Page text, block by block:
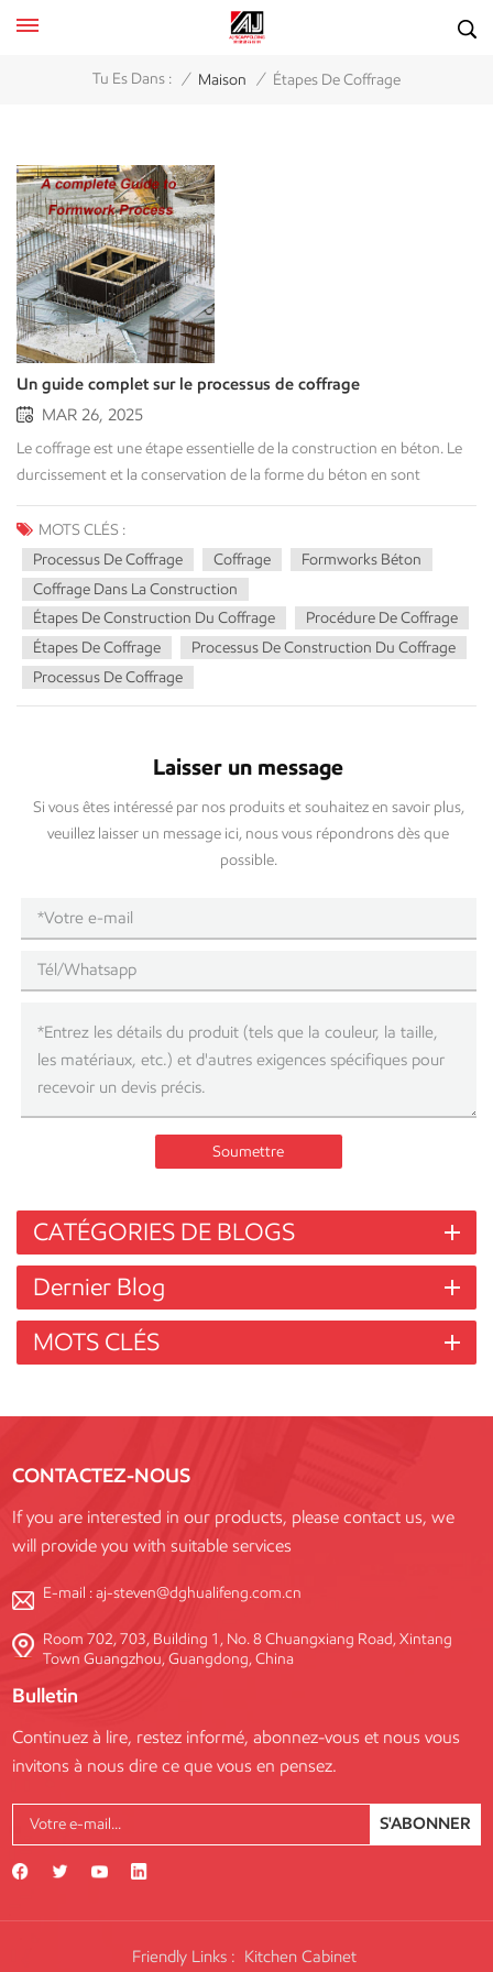
Tu Es Dans : / Maison / Étapes De Coffrage
Un guide complet sur le processus de coffrage
MAR 26, 2025
Le coffrage est une étape essentielle de la construction en béton. Le durcissement et la conservation de la forme du béton en sont indissociables. Qu'il s'agisse d'un petit projet résidentiel ou d'un grand projet commercial, il est essentiel de prendre en compte le coffrage pour en garantir le coût, l'efficacité et l'intégrité structurelle. Ce guide explique le coffrage, ses étapes clés, les types de coffrage, les bonnes pratiques et les problèmes potentiels. Qu'est-ce que le processus de coffrage Le coffrage consiste à créer des moules ou des structures temporaires pour contenir le béton frais jusqu'à ce qu'il atteigne une résistance suffisante pour se soutenir. Le coffrage joue un rôle essentiel pour donner au béton sa forme souhaitée, qu'il s'agisse de poutres, de poteaux, de dalles ou de murs. Types de coffrages de construction Coffrage traditionnel en bois- Les coffrages en bois conventionnels sont généralement constitués de bois ou de contreplaqué pour les applications plus petites.- Le coffrage en bois est rentable, mais il nécessite généralement beaucoup de travail et d'expérience.- Le coffrage en bois est particulièrement adapté aux coffrages qui ne sont utilisés qu'une seule fois ou pour un nombre limité d'applications. Coffrage en acier.- Le coffrage en acier est constitué de panneaux en acier plus coûteux, mais constitue une option de coffrage plus solide.- Le coffrage en acier est particulièrement adapté aux applications de grande envergure et à une réutilisation multiple.- L'acier offre une belle finition au béton. Coffrages en plastique- Le coffrage en plastique est une option de réutilisation légère et simple à assembler.- Le coffrage en plastique est résistant aux produits chimiques et étanche, ce qui le rend idéal pour les applications humides.- Le coffrage en plastique est particulièrement adapté aux applications répétitives en béton ou aux applications modulaires. Coffrage en aluminium- Le coffrage en aluminium est léger, respectueux de l'environnement et facile à transporter et à installer.- Le coffrage en aluminium est plus cher que le bois, mais le coffrage en aluminium peut être financièrement avantageux s'il est utilisé plusieurs fois.- Le coffrage en aluminium est populaire dans la construction de grande hauteur en raison de la rapidité d'installation. Coffrage en contreplaqué- Le coffrage en contreplaqué est constitué de fines feuilles de bois collées ensemble.- Le coffrage en contreplaqué offre une finition lisse et une option rentable et cohérente.- Le contreplaqué peut être réutilisé, mais le nombre d'applications réutilisées dépend de l'utilisation appropriée du coffrage en contreplaqué sans aucun dommage pendant l'utilisation ou en prolongeant les limites d'utilisation du contreplaqué. Guide étape par étape du processus de construction du coffrage Étape 1 : Prévision et conception Définir les exigences relatives à la planification du coffrage. Préparer les plans et les détails de la conception structurelle. Tenir compte de la capacité portante et des coûts associés, ainsi que des normes de sécurité publique et des autres codes de sécurité du bâtiment. Étape 2 : Préparation du sitePréparez le chantier afin d'établir un niveau de sol adéquat et installez les éléments de construction jusqu'au début des travaux. Marquez l'emplacement de tous les coffrages conformément aux documents de construction. Préparez les armatures (barres d'acier ou treillis) nécessaires. Étape 3 : Assemblage et installation du coffrageCommencez l'assemblage des panneaux de remplissage, de l'ossature ou du coffrage modulaire, selon vos besoins. Vérifiez l'aplomb, scellez les joints et renforcez le coffrage si nécessaire. Appliquez des matériaux disponibles dans le commerce sur l'extérieur du coffrage pour faciliter le démoulage du ciment. Étape 4 : Verser le cimentPendant le coulage, veillez à limiter les vides et à emprisonner l'air dans le mur du coffrage. Vous pouvez utiliser des vibrateurs pour éliminer l'air et combler correctement les vides. Soyez attentif aux fuites et vérifiez que le coffrage ne présente aucun mouvement en dehors des éléments structurels prévus. Étape 5 : Durcissement initial et priseAprès un temps suffisant, le temps de prise initial du béton est généralement de 24 à 48 heures. Laissez le ciment s'hydrater et maintenez un taux d'humidité approprié, comme indiqué ci-dessus. Étape 6 : Démoulage (décapage)Une fois que le béton a acquis une résistance suffisante, décoffrez. Tenez compte de la résistance à la compression du béton pour déterminer le temps de décoffrage approprié. Une fois le décoffrage retiré, inspectez la surface pour détecter toute intrusion ou tout éclair. Étape 7 : Nettoyage et stockage du formulaireLe coffrage doit être nettoyé si nécessaire avant d'être réutilisé. Il doit être stocké dans un endroit sec et protégé pour sa conservation. Inspectez les matériaux endommagés qui pourraient nécessiter un remplacement. Meilleures pratiques pour un processus de coffrage efficace Le coffrage est un élément essentiel de la construction en béton et peut avoir un impact significatif sur l'efficacité, la qualité et le coût global d'un projet. Les bonnes pratiques de coffrage facilitent l'exécution fluide des exigences du projet et réduisent les temps d'arrêt inutiles tout en améliorant la sécurité du chantier. Voici quelques-unes des meilleures pratiques à adopter pour un coffrage efficace. Utilisez des technologies modernes de planification de coffrage (par exemple, la modélisation des informations du bâtiment [BIM] ou un logiciel de modélisation 3D) lors de la planification et/ou de l'optimisation de la conception du coffrage, après quoi des calculs de charge appropriés doivent être effectués pour garantir la résistance et la stabilité appropriées de la structure finale. Lorsque vous choisissez entre des systèmes de coffrage traditionnels en bois, en acier, en aluminium ou modulaires, assurez-vous de prendre en compte la taille du projet, la complexité, le budget et la réutilisabilité du système de coffrage. Examinez les matériaux avant l'installation afin de détecter tout signe d'usure. Choisissez des matériaux durables et réutilisables, exempts de déformations, de fissures ou de défauts. L'amélioration de l'intégrité globale d'une structure grâce à l'utilisation d'entretoises réglables, de croisillons ou de tirants est une pratique qui peut considérablement améliorer sa résistance. L'utilisation de contraintes positives sur les éléments de coffrage limitera le mouvement du coffrage et, par conséquent, celui du béton. Utilisez des rondelles en caoutchouc ou des bandes de mousse pour sceller les joints et éviter les pertes de coulis. Un matériau bien ajusté assure l'assemblage des coffrages et réduit les nids d'abeilles et les défauts de surface. Gérez et durcissez le béton par petites unités de maniabilité afin d'éviter de surcharger le coffrage. Utilisez des outils vibrants pour éliminer l'air et garantir le compactage du béton. Évitez de décoffrer les coffrages trop tôt afin d'éviter les fissures ou l'affaiblissement de l'intégrité structurelle. Respectez les durées de cure recommandées en fonction de la température, du taux d'humidité et des proportions du mélange de béton. Démouler le coffrage de manière sûre et méthodique : retirer les éléments non porteurs pour décharger d'abord les supports porteurs. Utiliser des agents de démoulage pour faciliter le démoulage afin de ne pas perturber la surface du béton, voire de la réduire au minimum. Assurez-vous que le béton a acquis une résistance à la compression suffisante avant de retirer les coffrages et d'effectuer des tests de résistance sur le terrain, le cas échéant. Stocker et nettoyer le coffrage de manière appropriée. Respectez toutes les exigences de sécurité : assurez-vous de dispenser une formation appropriée à la sécurité lors de l'installation et du retrait des coffrages. Respectez tous les codes et réglementations du bâtiment fédéraux, étatiques et locaux de l'OSHA (Occupational Safety and Health Administration). Effectuer un suivi avec des contrôles de sécurité continus : décrire les contrôles de sécurité qui doivent être initiés avant le coulage initial, comme vérifier et s'assurer que les supports et les connexions des coffrages sont solides et stables avant le début du coulage. Conclusion Le coffrage est un élément clé de la construction en béton. Il garantit l'intégrité structurelle, l'efficacité et la maîtrise des coûts. Des coffrages adaptés, des procédures de gestion, des pratiques de sécurité et des directives optimales permettront de réaliser des structures en béton viables, offrant ainsi les avantages attendus d'aujourd'hui. Vous souhaitez en savoir plus sur les solutions ou matériaux de coffrage ? Contactez-nous aujourd'hui à propos de formulaires personnalisés qui répondent aux spécifications de votre projet ! FAQ Quels sont les différents types de coffrage ?Les types courants incluent : -Coffrage en bois (traditionnel, peu coûteux mais nécessitant beaucoup de main d'œuvre) - Coffrage en contreplaqué (léger, facile à manipuler) - Coffrage en acier/aluminium (durable, réutilisable, utilisé dans les systèmes modulaires) - Coffrage plastique (léger, pour conceptions répétitives) - Systèmes d'ingénierie (PERI, Mivan, Doka – rapides, précis) - Coffrage glissant et coffrage sauté (pour les structures hautes comme les tours, les cheminées) Combien de temps le coffrage doit-il rester en place avant d'être retiré ?Cela dépend de la résistance du béton et des conditions météorologiques : - Murs et colonnes → 1–2 jours - Dalles → 7–14 jours (les étais peuvent rester plus longtemps) - Poutres et charges lourdes → 14–28 jours Les ingénieurs vérifient la résistance du béton (généralement 50 à 70 % de la résistance de conception) avant le décapage. En savoir plus Coffrage —— WikipédiaTop 10 des meilleures pratiques pour une installation efficace des coffrages sur les chantiers de constr
MOTS CLÉS :
Processus De Coffrage
Coffrage
Formworks Béton
Coffrage Dans La Construction
Étapes De Construction Du Coffrage
Procédure De Coffrage
Étapes De Coffrage
Processus De Construction Du Coffrage
Processus De Coffrage
Laisser un message
Si vous êtes intéressé par nos produits et souhaitez en savoir plus,
veuillez laisser un message ici, nous vous répondrons dès que
possible.
Soumettre
CATÉGORIES DE BLOGS
Dernier Blog
MOTS CLÉS
CONTACTEZ-NOUS
If you are interested in our products, please contact us, we
will provide you with suitable services
E-mail :aj-steven@dghualifeng.com.cn
Room 702, 703, Building 1, No. 8 Chuangxiang Road, Xintang
Town Guangzhou, Guangdong, China
Bulletin
Continuez à lire, restez informé, abonnez-vous et nous vous
invitons à nous dire ce que vous en pensez.
S'ABONNER
Friendly Links : Kitchen Cabinet